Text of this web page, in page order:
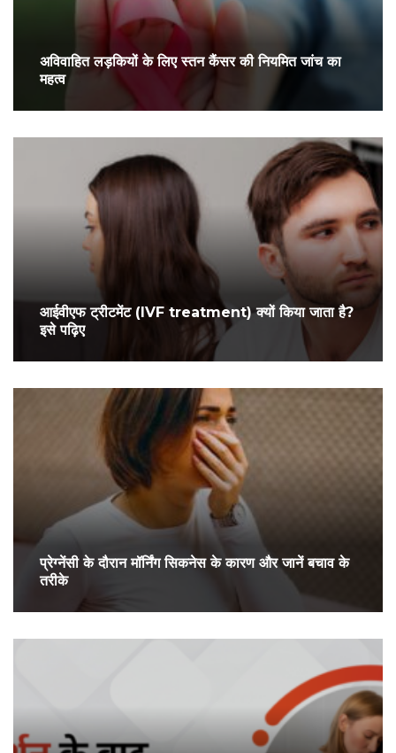
अविवाहित लड़कियों के लिए स्तन कैंसर की नियमित जांच का
महत्व
आईवीएफ ट्रीटमेंट (IVF treatment) क्यों किया जाता है?
इसे पढ़िए
प्रेग्‍नेंसी के दौरान मॉर्निंग सिकनेस के कारण और जानें बचाव के
तरीके